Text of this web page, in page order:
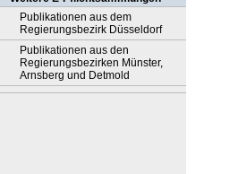
Publikationen aus dem
Regierungsbezirk Düsseldorf
Publikationen aus den
Regierungsbezirken Münster,
Arnsberg und Detmold